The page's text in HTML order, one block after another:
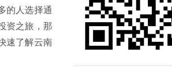
的人选择通
资之旅，那
速了解云南